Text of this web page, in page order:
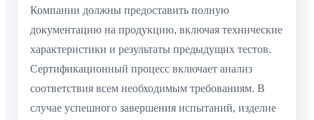
Компании должны предоставить полную
документацию на продукцию, включая технические
характеристики и результаты предыдущих тестов.
Сертификационный процесс включает анализ
соответствия всем необходимым требованиям. В
случае успешного завершения испытаний, изделие